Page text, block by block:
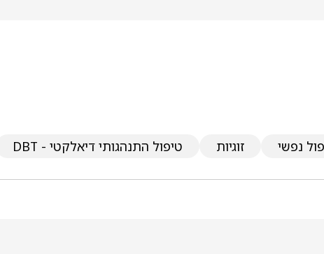
נפשי זוגיות טיפול התנהגותי דיאלקטי - DBT